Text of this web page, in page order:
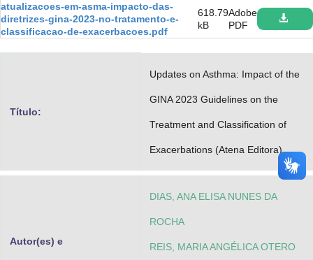
Banco Central do Brasil
Planalto
atualizacoes-em-asma-impacto-das-
diretrizes-gina-2023-no-tratamento-e-
classificacao-de-exacerbacoes.pdf
618.79
kB
Adobe
PDF
Título:
Updates on Asthma: Impact of the
GINA 2023 Guidelines on the
Treatment and Classification of
Exacerbations (Atena Editora)
Autor(es) e
DIAS, ANA ELISA NUNES DA
ROCHA
REIS, MARIA ANGÉLICA OTERO